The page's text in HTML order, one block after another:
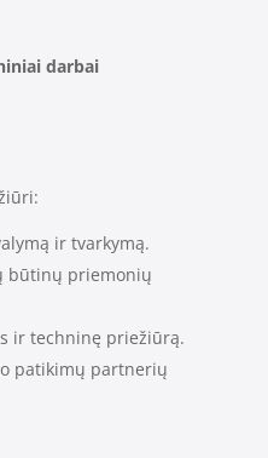
darbai
ir tvarkymą.
būtinų priemonių
ir techninę priežiūrą.
patikimų partnerių